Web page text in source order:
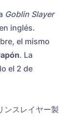
Goblin Slayer
inglés.
el mismo
. La
el 2 de
ンスレイヤー製